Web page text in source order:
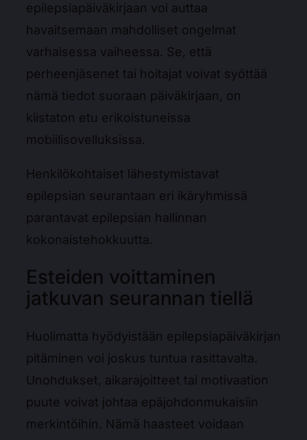
epilepsiapäiväkirjaan voi auttaa
havaitsemaan mahdolliset ongelmat
varhaisessa vaiheessa. Se, että
perheenjäsenet tai hoitajat voivat syöttää
nämä tiedot suoraan päiväkirjaan, on
kiistaton etu erikoistuneissa
mobiilisovelluksissa.
Henkilökohtaiset lähestymistavat
epilepsian seurantaan eri ikäryhmissä
parantavat epilepsian hallinnan
kokonaistehokkuutta.
Esteiden voittaminen
jatkuvan seurannan tiellä
Huolimatta hyödyistään epilepsiapäiväkirjan
pitäminen voi joskus tuntua rasittavalta.
Unohdukset, aikarajoitteet tai motivaation
puute voivat johtaa epäjohdonmukaisiin
merkintöihin. Nämä haasteet voidaan